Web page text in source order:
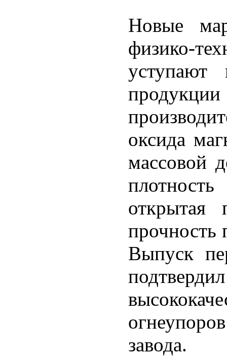
Новые
физико-
уступают
оксида
массовой
Выпуск
завода.